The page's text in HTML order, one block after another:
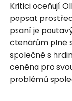
Kritici oceňují
popsat
psaní je
čtenářům plně
společně s
ceněna pro
problémů